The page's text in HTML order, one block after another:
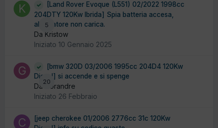
5
[Land Rover Evoque (L551) 02/2022 1998cc
204DTY 120Kw Ibrida] Spia batteria accesa,
alternatore non carica.
Da Kristow
Iniziato 10 Gennaio 2025
20
[bmw 320D 03/2006 1995cc 204D4 120Kw
Diesel] si accende e si spenge
Da Gorandre
Iniziato 26 Febbraio
[jeep cherokee 01/2006 2776cc 31c 120Kw